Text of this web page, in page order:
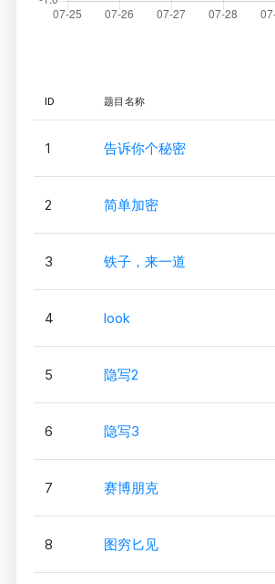
ID 题目名称
1 告诉你个秘密
2 简单加密
3 铁子，来一道
4 look
5 隐写2
6 隐写3
7 赛博朋克
8 图穷匕见